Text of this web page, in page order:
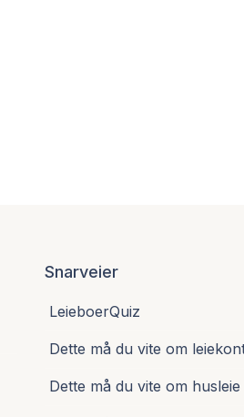
Snarveier
LeieboerQuiz
Dette må du vite om
Dette må du vite om husleie